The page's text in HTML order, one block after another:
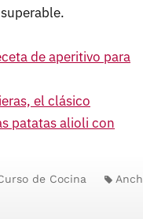
de aperitivo para
el clásico
patatas alioli con
de Cocina